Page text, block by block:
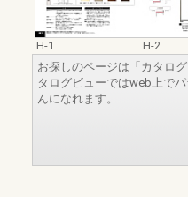
H-1
H-2
お探しのページは「カタロ
タログビューではweb上で
んになれます。